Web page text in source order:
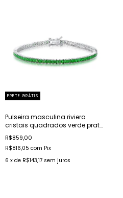
FRETE GRÁTIS
Pulseira masculina riviera
cristais quadrados verde prata
rodinada
R$859,00
R$816,05 com Pix
6 x de R$143,17 sem juros